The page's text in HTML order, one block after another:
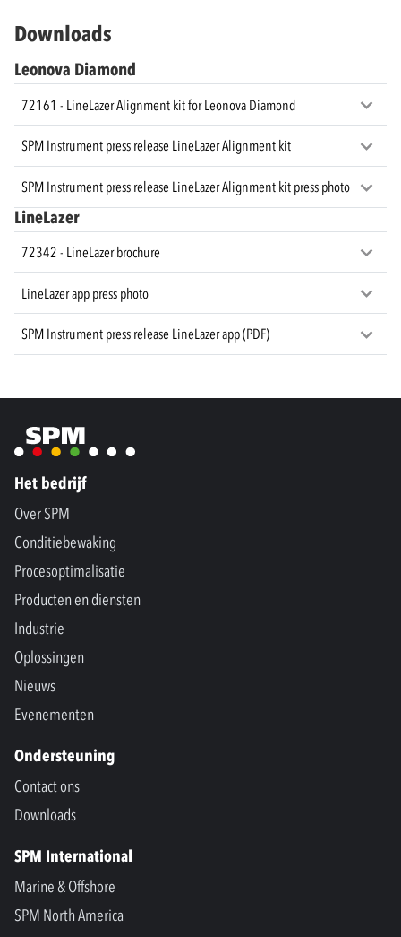
Downloads
Leonova Diamond
72161 - LineLazer Alignment kit for Leonova Diamond
SPM Instrument press release LineLazer Alignment kit
SPM Instrument press release LineLazer Alignment kit press photo
LineLazer
72342 - LineLazer brochure
LineLazer app press photo
SPM Instrument press release LineLazer app (PDF)
Het bedrijf
Over SPM
Conditiebewaking
Procesoptimalisatie
Producten en diensten
Industrie
Oplossingen
Nieuws
Evenementen
Ondersteuning
Contact ons
Downloads
SPM International
Marine & Offshore
SPM North America